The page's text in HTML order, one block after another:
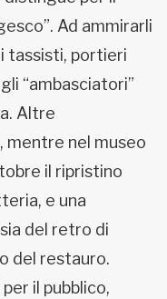
Ad ammirarli
tassisti, portieri
“ambasciatori”
Altre
mentre nel museo
il ripristino
e una
del retro di
o del restauro.
il pubblico,